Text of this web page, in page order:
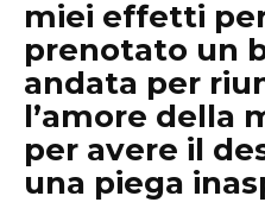
miei effetti
prenotato un
andata per
l’amore della
per avere il
una piega